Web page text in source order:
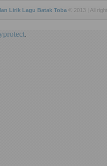
Lirik Lagu Batak Toba © 2013 | All
.